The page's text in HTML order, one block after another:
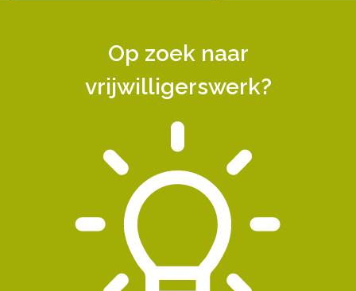
Op zoek naar
vrijwilligerswerk?